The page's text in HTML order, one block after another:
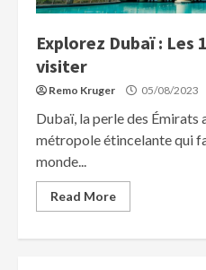
Explorez Dubaï :
visiter
Remo Kruger 05/08/2023
Dubaï, la perle des Émirats
métropole étincelante qui
monde...
Read More